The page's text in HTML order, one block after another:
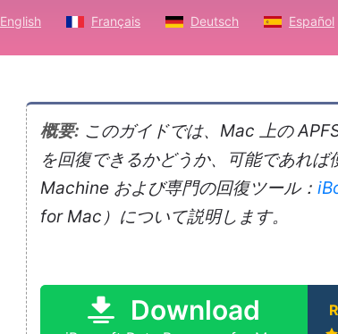
English Français Deutsch Español
概要: このガイドでは、Mac 上の
を回復できるかどうか、可能であれ
Machine および専門の回復ツール：
for Mac）について説明します。
Download